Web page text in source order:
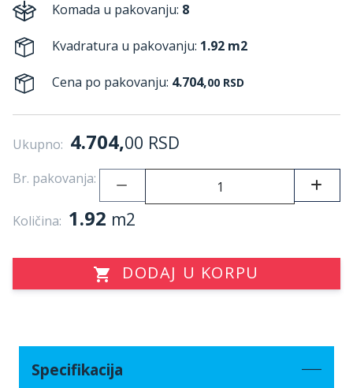
Komada u pakovanju: 8
Kvadratura u pakovanju: 1.92 m2
Cena po pakovanju: 4.704,00 RSD
Ukupno: 4.704,00 RSD
Br. pakovanja:
Količina: 1.92 m2
DODAJ U KORPU
Specifikacija